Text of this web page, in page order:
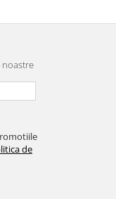
noastre
de